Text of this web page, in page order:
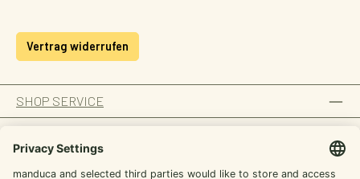
Vertrag widerrufen
SHOP SERVICE
ZAHLUNGSARTEN